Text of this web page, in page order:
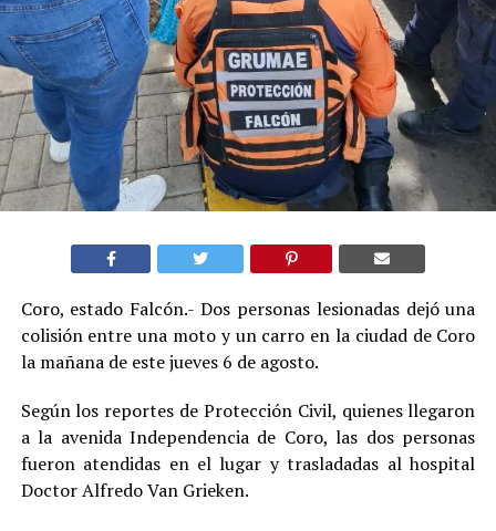
Coro, estado Falcón.- Dos personas lesionadas dejó una
colisión entre una moto y un carro en la ciudad de Coro
la mañana de este jueves 6 de agosto.
Según los reportes de Protección Civil, quienes llegaron
a la avenida Independencia de Coro, las dos personas
fueron atendidas en el lugar y trasladadas al hospital
Doctor Alfredo Van Grieken.